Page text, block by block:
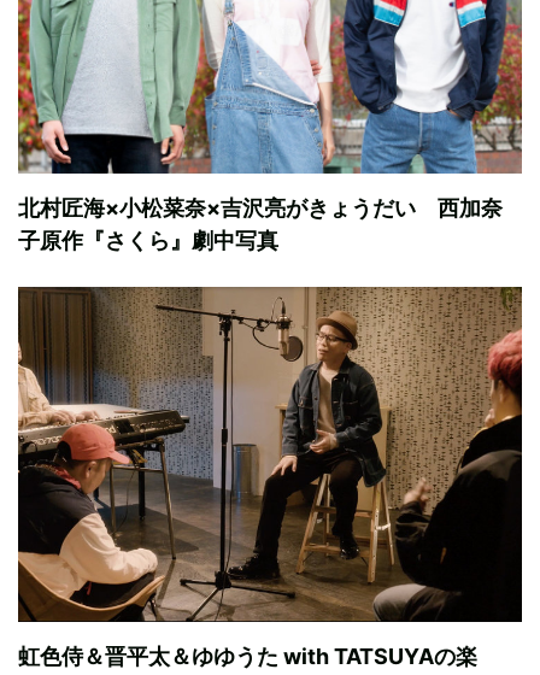
北村匠海×小松菜奈×吉沢亮がきょうだい 西加奈
子原作『さくら』劇中写真
虹色侍＆晋平太＆ゆゆうた with TATSUYAの楽